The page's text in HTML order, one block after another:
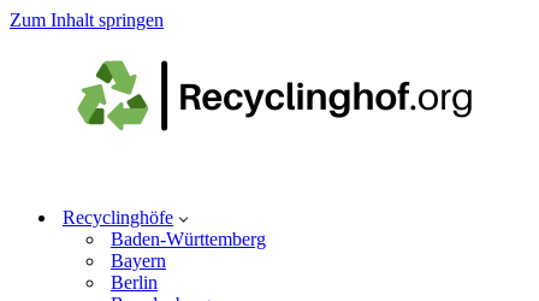
Zum Inhalt springen
Recyclinghöfe
Baden-Württemberg
Bayern
Berlin